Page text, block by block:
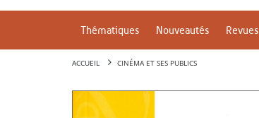
Thématiques Nouveautés Revues
ACCUEIL CINÉMA ET SES PUBLICS